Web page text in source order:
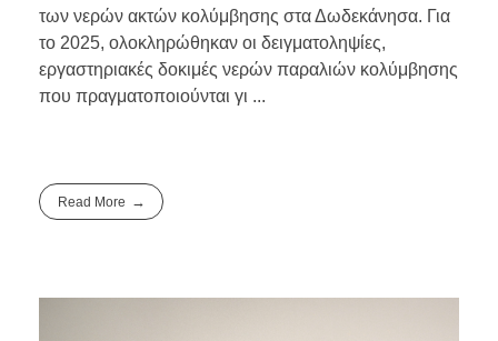
των νερών ακτών κολύμβησης στα Δωδεκάνησα. Για
το 2025, ολοκληρώθηκαν οι δειγματοληψίες,
εργαστηριακές δοκιμές νερών παραλιών κολύμβησης
που πραγματοποιούνται γι ...
Read More